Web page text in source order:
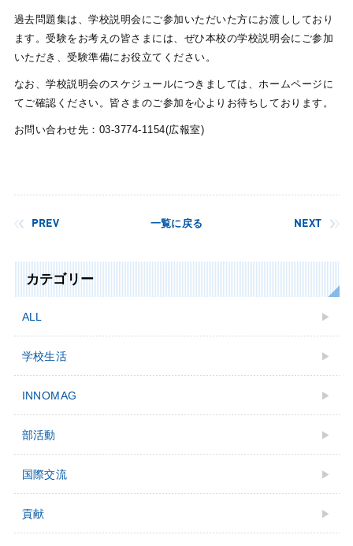
過去問題集は、学校説明会にご参加いただいた方にお渡ししており
ます。受験をお考えの皆さまには、ぜひ本校の学校説明会にご参加
いただき、受験準備にお役立てください。
なお、学校説明会のスケジュールにつきましては、ホームページに
てご確認ください。皆さまのご参加を心よりお待ちしております。
お問い合わせ先：03-3774-1154(広報室)
PREV 一覧に戻る NEXT
カテゴリー
ALL
学校生活
INNOMAG
部活動
国際交流
貢献